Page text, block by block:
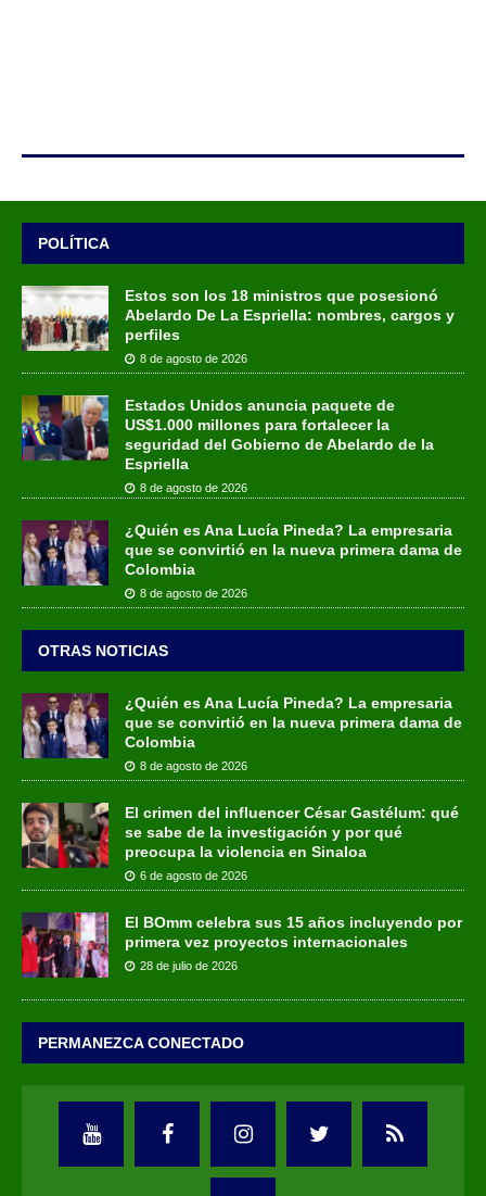
POLÍTICA
Estos son los 18 ministros que posesionó
Abelardo De La Espriella: nombres, cargos y
perfiles
8 de agosto de 2026
Estados Unidos anuncia paquete de
US$1.000 millones para fortalecer la
seguridad del Gobierno de Abelardo de la
Espriella
8 de agosto de 2026
¿Quién es Ana Lucía Pineda? La empresaria
que se convirtió en la nueva primera dama de
Colombia
8 de agosto de 2026
OTRAS NOTICIAS
¿Quién es Ana Lucía Pineda? La empresaria
que se convirtió en la nueva primera dama de
Colombia
8 de agosto de 2026
El crimen del influencer César Gastélum: qué
se sabe de la investigación y por qué
preocupa la violencia en Sinaloa
6 de agosto de 2026
El BOmm celebra sus 15 años incluyendo por
primera vez proyectos internacionales
28 de julio de 2026
PERMANEZCA CONECTADO